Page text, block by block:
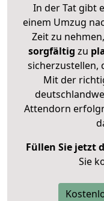
In der Tat gibt
einem Umzug
Zeit zu
sorgfältig zu
sicherzustellen,
Mit der
Attendorn
Füllen Sie jetzt
Sie